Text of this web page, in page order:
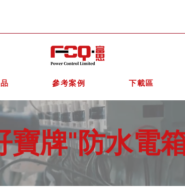
參考案例 下載區
寶牌"防水電